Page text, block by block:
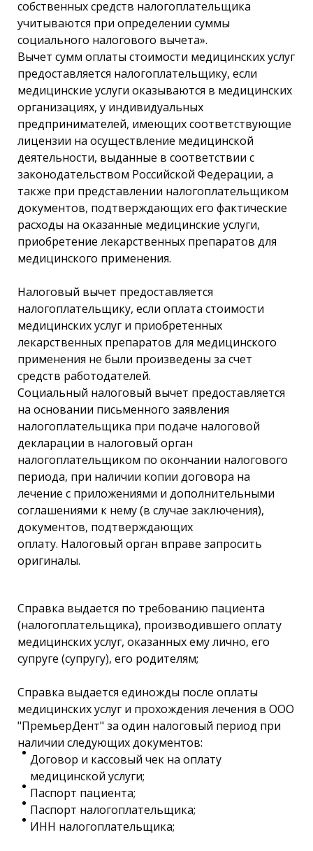
собственных средств налогоплательщика
учитываются при определении суммы
социального налогового вычета».
Вычет сумм оплаты стоимости медицинских услуг
предоставляется налогоплательщику, если
медицинские услуги оказываются в медицинских
организациях, у индивидуальных
предпринимателей, имеющих соответствующие
лицензии на осуществление медицинской
деятельности, выданные в соответствии с
законодательством Российской Федерации, а
также при представлении налогоплательщиком
документов, подтверждающих его фактические
расходы на оказанные медицинские услуги,
приобретение лекарственных препаратов для
медицинского применения.
Налоговый вычет предоставляется
налогоплательщику, если оплата стоимости
медицинских услуг и приобретенных
лекарственных препаратов для медицинского
применения не были произведены за счет
средств работодателей.
Социальный налоговый вычет предоставляется
на основании письменного заявления
налогоплательщика при подаче налоговой
декларации в налоговый орган
налогоплательщиком по окончании налогового
периода, при наличии копии договора на
лечение с приложениями и дополнительными
соглашениями к нему (в случае заключения),
документов, подтверждающих
оплату. Налоговый орган вправе запросить
оригиналы.
Справка выдается по требованию пациента
(налогоплательщика), производившего оплату
медицинских услуг, оказанных ему лично, его
супруге (супругу), его родителям;
Справка выдается единожды после оплаты
медицинских услуг и прохождения лечения в ООО
"ПремьерДент" за один налоговый период при
наличии следующих документов:
Договор и кассовый чек на оплату
медицинской услуги;
Паспорт пациента;
Паспорт налогоплательщика;
ИНН налогоплательщика;